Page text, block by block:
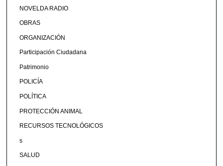
NOVELDA RADIO
OBRAS
ORGANIZACIÓN
Participación Ciudadana
Patrimonio
POLICÍA
POLÍTICA
PROTECCIÓN ANIMAL
RECURSOS TECNOLÓGICOS
s
SALUD